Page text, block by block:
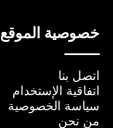
خصوصية الموقع
اتصل بنا
اتفاقية الإستخدام
سياسة الخصوصية
من نحن